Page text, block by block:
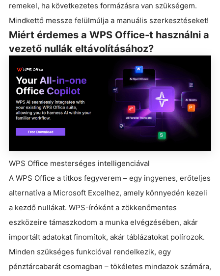
remekel, ha következetes formázásra van szükségem.
Mindkettő messze felülmúlja a manuális szerkesztéseket!
Miért érdemes a WPS Office-t használni a
vezető nullák eltávolításához?
WPS Office mesterséges intelligenciával
A WPS Office a titkos fegyverem – egy ingyenes, erőteljes
alternatíva a Microsoft Excelhez, amely könnyedén kezeli
a kezdő nullákat. WPS-íróként a zökkenőmentes
eszközeire támaszkodom a munka elvégzésében, akár
importált adatokat finomítok, akár táblázatokat polírozok.
Minden szükséges funkcióval rendelkezik, egy
pénztárcabarát csomagban – tökéletes mindazok számára,